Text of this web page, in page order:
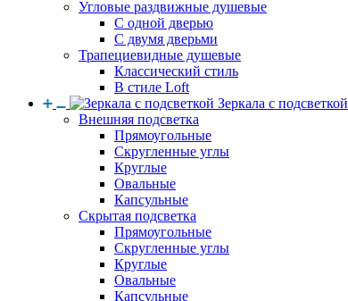
Угловые раздвижные душевые
С одной дверью
С двумя дверьми
Трапециевидные душевые
Классический стиль
В стиле Loft
Зеркала с подсветкой
Внешняя подсветка
Прямоугольные
Скругленные углы
Круглые
Овальные
Капсульные
Скрытая подсветка
Прямоугольные
Скругленные углы
Круглые
Овальные
Капсульные